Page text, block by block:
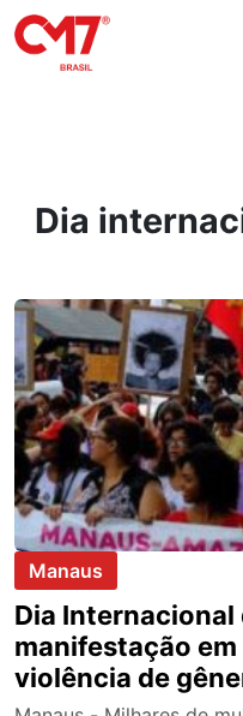
Dia
Manaus
Dia Internacional
manifestação
violência de